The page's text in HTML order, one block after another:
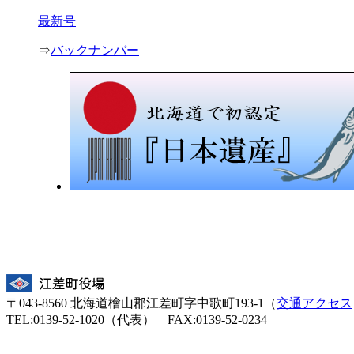
最新号
⇒バックナンバー
〒043-8560 北海道檜山郡江差町字中歌町193-1（交通アクセス
TEL:0139-52-1020（代表） FAX:0139-52-0234